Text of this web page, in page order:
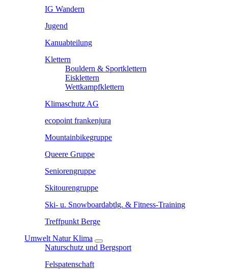
IG Wandern
Jugend
Kanuabteilung
Klettern
Bouldern & Sportklettern
Eisklettern
Wettkampfklettern
Klimaschutz AG
ecopoint frankenjura
Mountainbikegruppe
Queere Gruppe
Seniorengruppe
Skitourengruppe
Ski- u. Snowboardabtlg. & Fitness-Training
Treffpunkt Berge
Umwelt Natur Klima
Naturschutz und Bergsport
Felspatenschaft